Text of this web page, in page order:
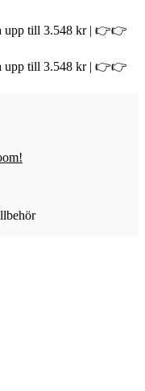
upp till 3.548 kr | 👉👉
upp till 3.548 kr | 👉👉